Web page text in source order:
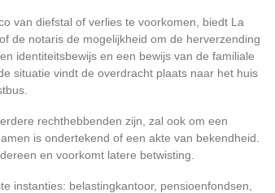
van diefstal of verlies te voorkomen, biedt La
de notaris de mogelijkheid om de herverzending
identiteitsbewijs en een bewijs van de familiale
situatie vindt de overdracht plaats naar het huis
rechthebbenden zijn, zal ook om een
is ondertekend of een akte van bekendheid.
en voorkomt latere betwisting.
instanties: belastingkantoor, pensioenfondsen,